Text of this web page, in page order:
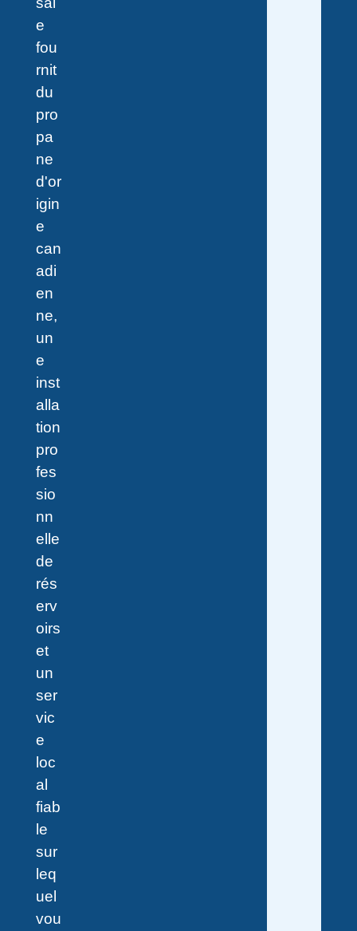
e
fou
rnit
du
pro
pa
ne
d'or
igin
e
can
adi
en
ne,
un
e
inst
alla
tion
pro
fes
sio
nn
elle
de
rés
erv
oirs
et
un
ser
vic
e
loc
al
fiab
le
sur
leq
uel
vou